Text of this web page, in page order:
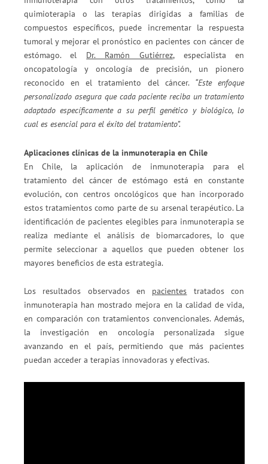
quimioterapia o las terapias dirigidas a familias de
compuestos específicos, puede incrementar la respuesta
tumoral y mejorar el pronóstico en pacientes con cáncer de
estómago. el Dr. Ramón Gutiérrez, especialista en
oncopatología y oncología de precisión, un pionero
reconocido en el tratamiento del cáncer. “Este enfoque
personalizado asegura que cada paciente reciba un tratamiento
adaptado específicamente a su perfil genético y biológico, lo
cual es esencial para el éxito del tratamiento”.
Aplicaciones clínicas de la inmunoterapia en Chile
En Chile, la aplicación de inmunoterapia para el
tratamiento del cáncer de estómago está en constante
evolución, con centros oncológicos que han incorporado
estos tratamientos como parte de su arsenal terapéutico. La
identificación de pacientes elegibles para inmunoterapia se
realiza mediante el análisis de biomarcadores, lo que
permite seleccionar a aquellos que pueden obtener los
mayores beneficios de esta estrategia.
Los resultados observados en pacientes tratados con
inmunoterapia han mostrado mejora en la calidad de vida,
en comparación con tratamientos convencionales. Además,
la investigación en oncología personalizada sigue
avanzando en el país, permitiendo que más pacientes
puedan acceder a terapias innovadoras y efectivas.